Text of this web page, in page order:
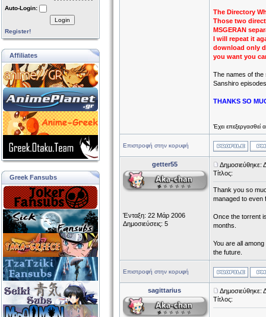
Auto-Login:
Login
Register!
Affiliates
Greek Fansubs
The Directory
Those two
MSGERAN
I will repeat it
download only
you want you
The names of
Sanshiro
THANKS SO
Έχει
Επιστροφή στην κορυφή
getter55
Ένταξη: 22 Μάρ 2006
Δημοσιεύσεις: 5
Δημοσιεύθηκε:
Τίτλος:
Thank you so
managed to even
Once the torrent
months.
You are all
the future.
Επιστροφή στην κορυφή
sagittarius
Δημοσιεύθηκε:
Τίτλος: